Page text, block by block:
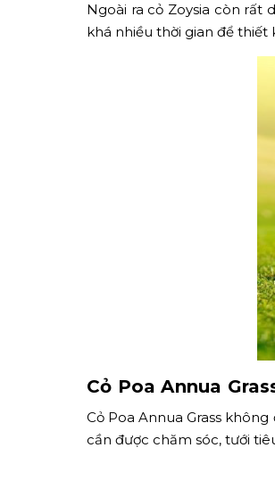
Ngoài ra cỏ Zoysia còn rất
khá nhiều thời gian để thiết
Cỏ Poa Annua
Cỏ Poa Annua Grass
cần được chăm sóc, tưới